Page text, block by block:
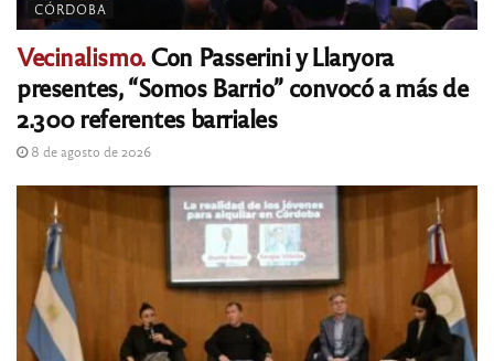
CÓRDOBA
Vecinalismo.Con Passerini y Llaryora
presentes, “Somos Barrio” convocó a más de
2.300 referentes barriales
8 de agosto de 2026